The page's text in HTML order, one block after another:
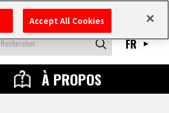
À PROPOS
FR
Accept All Cookies